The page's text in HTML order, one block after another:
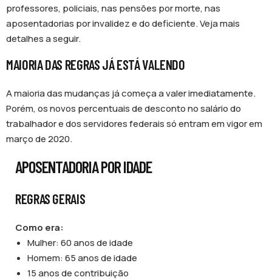
professores, policiais, nas pensões por morte, nas
aposentadorias por invalidez e do deficiente. Veja mais
detalhes a seguir.
MAIORIA DAS REGRAS JÁ ESTÁ VALENDO
A maioria das mudanças já começa a valer imediatamente.
Porém, os novos percentuais de desconto no salário do
trabalhador e dos servidores federais só entram em vigor em
março de 2020.
APOSENTADORIA POR IDADE
REGRAS GERAIS
Como era:
Mulher: 60 anos de idade
Homem: 65 anos de idade
15 anos de contribuição